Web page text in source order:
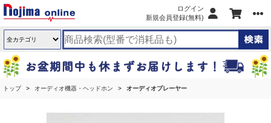
ログイン
新規会員登録(無料)
トップ オーディオ機器・ヘッドホン オーディオプレーヤー